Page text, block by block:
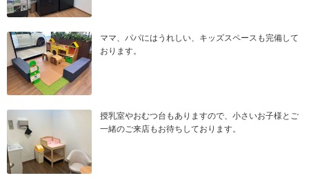
ママ、パパにはうれしい、キッズスペースも完備して
おります。
授乳室やおむつ台もありますので、小さいお子様とご
一緒のご来店もお待ちしております。